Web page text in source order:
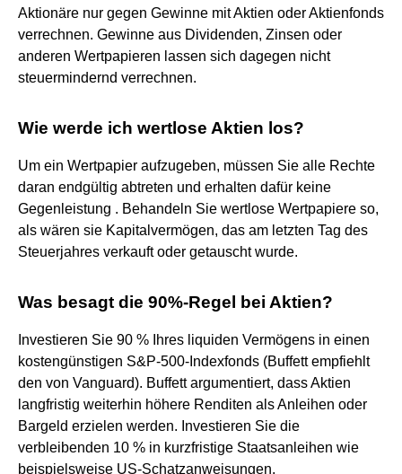
Aktionäre nur gegen Gewinne mit Aktien oder Aktienfonds
verrechnen. Gewinne aus Dividenden, Zinsen oder
anderen Wertpapieren lassen sich dagegen nicht
steuermindernd verrechnen.
Wie werde ich wertlose Aktien los?
Um ein Wertpapier aufzugeben, müssen Sie alle Rechte
daran endgültig abtreten und erhalten dafür keine
Gegenleistung . Behandeln Sie wertlose Wertpapiere so,
als wären sie Kapitalvermögen, das am letzten Tag des
Steuerjahres verkauft oder getauscht wurde.
Was besagt die 90%-Regel bei Aktien?
Investieren Sie 90 % Ihres liquiden Vermögens in einen
kostengünstigen S&P-500-Indexfonds (Buffett empfiehlt
den von Vanguard). Buffett argumentiert, dass Aktien
langfristig weiterhin höhere Renditen als Anleihen oder
Bargeld erzielen werden. Investieren Sie die
verbleibenden 10 % in kurzfristige Staatsanleihen wie
beispielsweise US-Schatzanweisungen.